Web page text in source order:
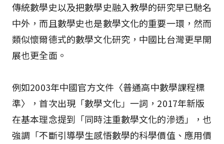
傳統數學史以及把數學史融入教學的研究早已馳名
中外，而且數學史也是數學文化的重要一環，然而
類似懷爾德式的數學文化研究，中國比台灣更早開
展也更全面。
例如2003年中國官方文件〈普通高中數學課程標
準〉，首次出現「數學文化」一詞，2017年新版
在基本理念提到「同時注重數學文化的滲透」，也
強調「不斷引導學生感悟數學的科學價值、應用價